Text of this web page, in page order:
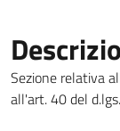
Sezione relativa
all'art. 40 del